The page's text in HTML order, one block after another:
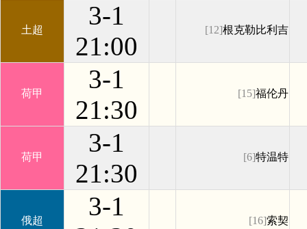
土超
3-1
21:00
[12]根克勒比利吉
荷甲
3-1
21:30
[15]福伦丹
荷甲
3-1
21:30
[6]特温特
俄超
3-1
[16]索契